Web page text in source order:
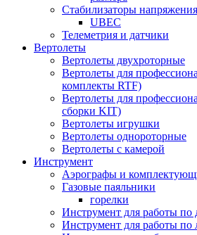
Стабилизаторы
UBEC
Телеметрия и датчики
Вертолеты
Вертолеты двухроторные
Вертолеты для
комплекты RTF)
Вертолеты для
сборки KIT)
Вертолеты игрушки
Вертолеты однороторные
Вертолеты с камерой
Инструмент
Аэрографы и
Газовые паяльники
горелки
Инструмент для работы по
Инструмент для работы по